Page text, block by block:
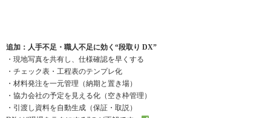
追加：人手不足・職人不足に効く“段取り DX”
・現地写真を共有し、仕様確認を早くする
・チェック表・工程表のテンプレ化
・材料発注を一元管理（納期と置き場）
・協力会社の予定を見える化（空き枠管理）
・引渡し資料を自動生成（保証・取説）